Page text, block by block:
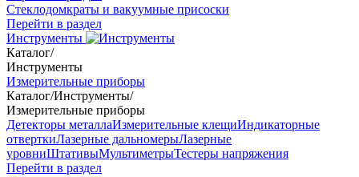
Стеклодомкраты и вакуумные присоски
Перейти в раздел
Инструменты
Каталог/
Инструменты
Измерительные приборы
Каталог/Инструменты/
Измерительные приборы
Детекторы металлаИзмерительные клещиИндикаторные
отверткиЛазерные дальномерыЛазерные
уровниШтативыМультиметрыТестеры напряжения
Перейти в раздел